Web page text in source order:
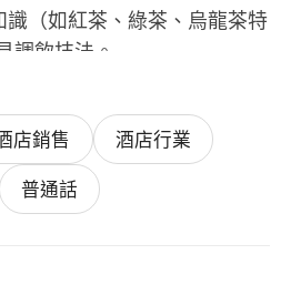
識（如紅茶、綠茶、烏龍茶特
調飲技法。
能適應重複性操作與快節奏
理能力。
週末、公眾假期及晚間時
以上。
店銷售
酒店行業
普通話